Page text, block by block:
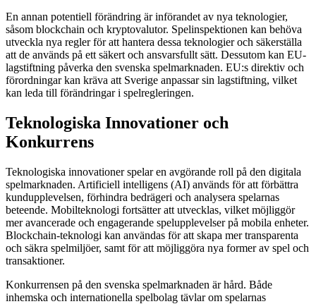
En annan potentiell förändring är införandet av nya teknologier,
såsom blockchain och kryptovalutor. Spelinspektionen kan behöva
utveckla nya regler för att hantera dessa teknologier och säkerställa
att de används på ett säkert och ansvarsfullt sätt. Dessutom kan EU-
lagstiftning påverka den svenska spelmarknaden. EU:s direktiv och
förordningar kan kräva att Sverige anpassar sin lagstiftning, vilket
kan leda till förändringar i spelregleringen.
Teknologiska Innovationer och
Konkurrens
Teknologiska innovationer spelar en avgörande roll på den digitala
spelmarknaden. Artificiell intelligens (AI) används för att förbättra
kundupplevelsen, förhindra bedrägeri och analysera spelarnas
beteende. Mobilteknologi fortsätter att utvecklas, vilket möjliggör
mer avancerade och engagerande spelupplevelser på mobila enheter.
Blockchain-teknologi kan användas för att skapa mer transparenta
och säkra spelmiljöer, samt för att möjliggöra nya former av spel och
transaktioner.
Konkurrensen på den svenska spelmarknaden är hård. Både
inhemska och internationella spelbolag tävlar om spelarnas